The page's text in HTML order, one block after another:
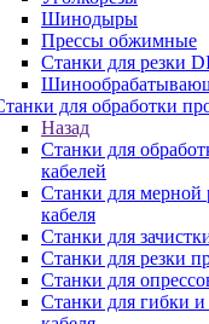
Шинодыры
Прессы обжимные
Станки для резки
для обработки
Назад
Станки для
кабелей
Станки для мерной
кабеля
Станки для
Станки для резки
Станки для
Станки для гибки